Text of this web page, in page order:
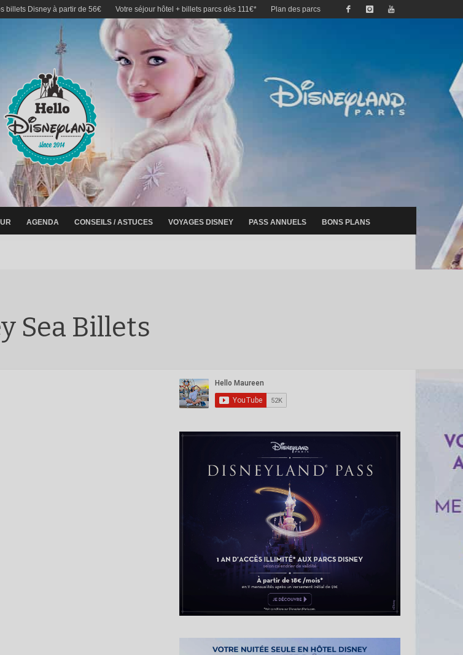
billets Disney à partir de 56€ Votre séjour hôtel + billets parcs dès 111€* Plan des parcs
AGENDA CONSEILS / ASTUCES VOYAGES DISNEY PASS ANNUELS BONS PLANS
Sea Billets